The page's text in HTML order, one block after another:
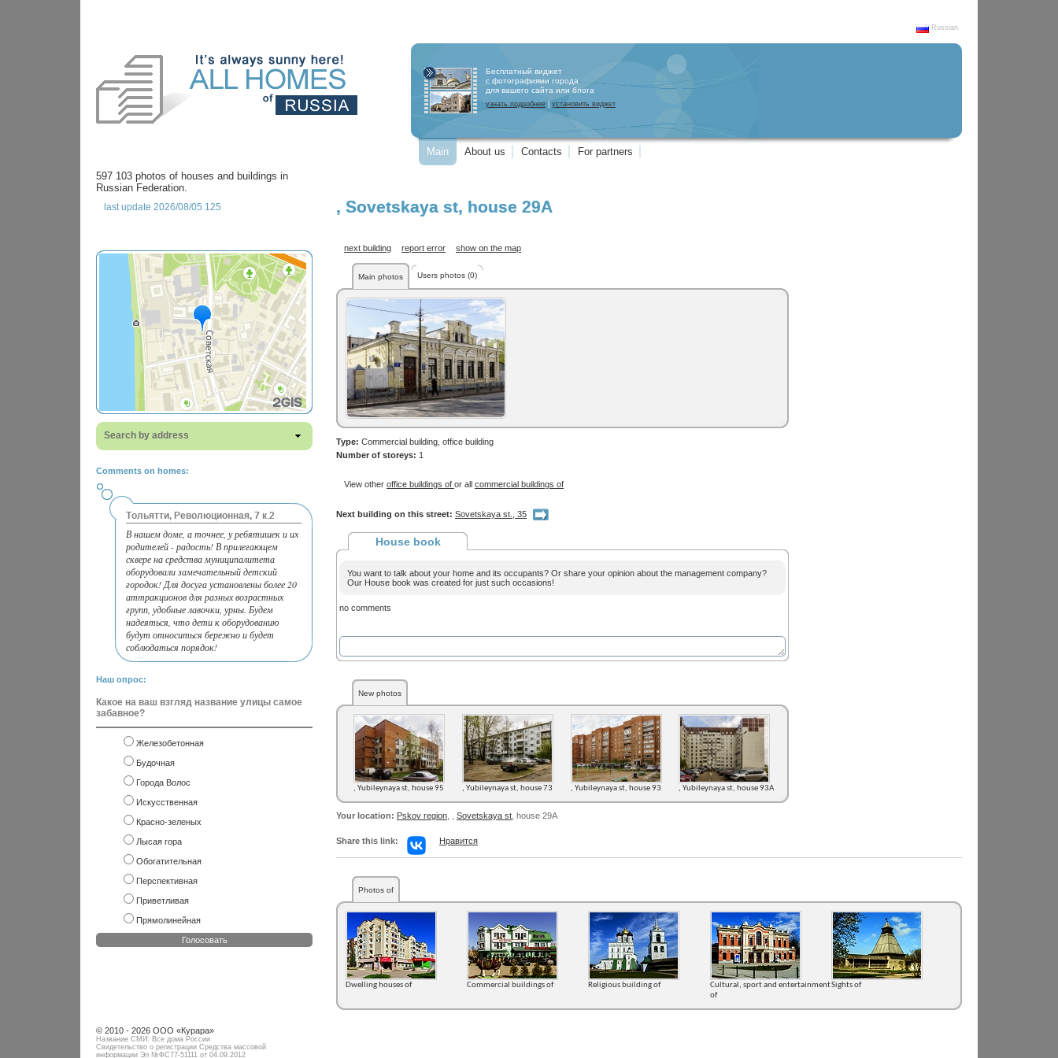
Russian
Бесплатный виджет
с фотографиями города
для вашего сайта или блога
узнать подробнее установить виджет
Main About us Contacts For partners
597 103 photos of houses and buildings in
Russian Federation.
last update 2026/08/05 125
Search by address
Comments on homes:
Тольятти, Революционная, 7 к.2
В нашем доме, а точнее, у ребятишек и их
родителей - радость! В прилегающем
сквере на средства муниципалитета
оборудовали замечательный детский
городок! Для досуга установлены более 20
аттракционов для разных возрастных
групп, удобные лавочки, урны. Будем
надеяться, что дети к оборудованию
будут относиться бережно и будет
соблюдаться порядок!
Наш опрос:
Какое на ваш взгляд название улицы самое
забавное?
Железобетонная
Будочная
Города Волос
Искусственная
Красно-зеленых
Лысая гора
Обогатительная
Перспективная
Приветливая
Прямолинейная
Голосовать
, Sovetskaya st, house 29А
next building report error show on the map
Main photos Users photos (0)
Type: Commercial building, office building
Number of storeys: 1
View other office buildings of or all commercial buildings of
Next building on this street: Sovetskaya st., 35
House book
You want to talk about your home and its occupants? Or share your opinion about the management company?
Our House book was created for just such occasions!
no comments
New photos
, Yubileynaya st, house 95 , Yubileynaya st, house 73 , Yubileynaya st, house 93 , Yubileynaya st, house 93А
Your location: Pskov region Sovetskaya st , house 29А
Share this link: Нравится
Photos of
Dwelling houses of Commercial buildings of Religious building of
Cultural, sport and entertainment
of
Sights of
© 2010 - 2026 ООО «Курара»
Название СМИ: Все дома России
Свидетельство о регистрации Средства массовой
информации Эл №ФC77-51111 от 04.09.2012